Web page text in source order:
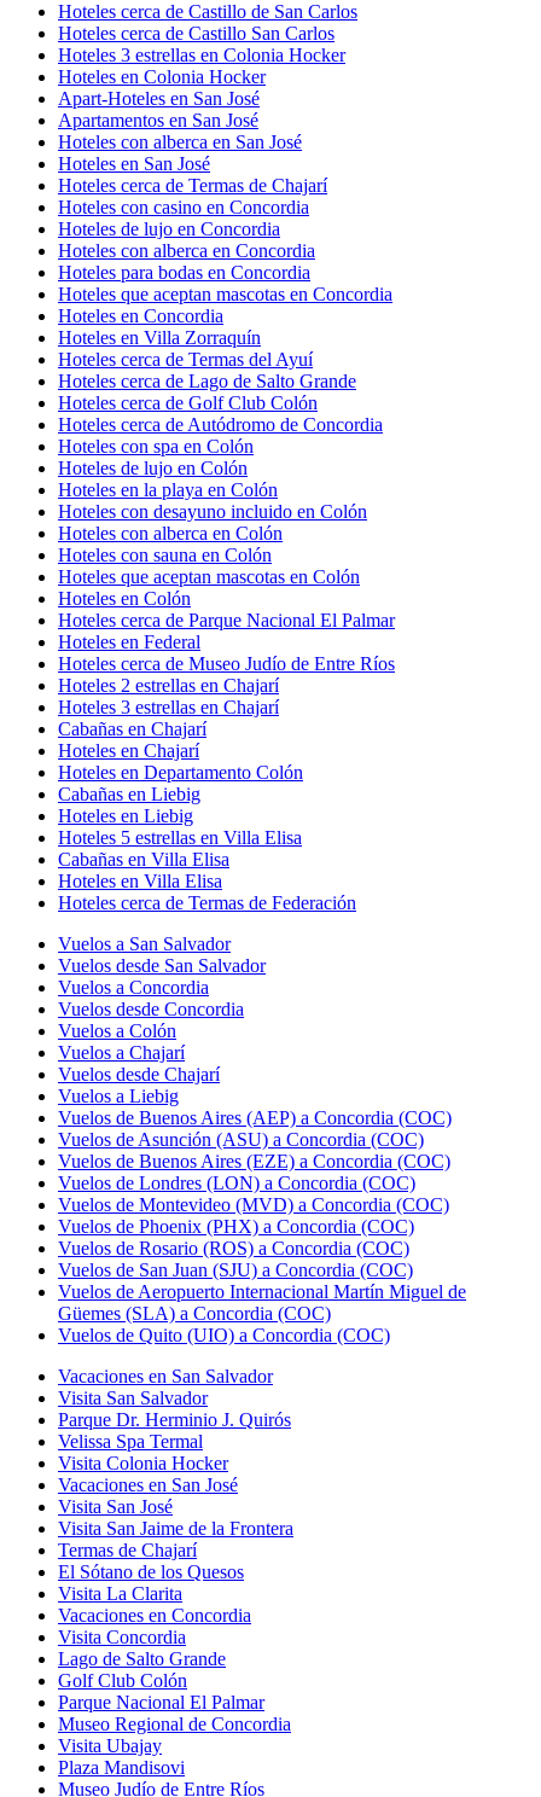
Hoteles cerca de Castillo de San Carlos
Hoteles cerca de Castillo San Carlos
Hoteles 3 estrellas en Colonia Hocker
Hoteles en Colonia Hocker
Apart-Hoteles en San José
Apartamentos en San José
Hoteles con alberca en San José
Hoteles en San José
Hoteles cerca de Termas de Chajarí
Hoteles con casino en Concordia
Hoteles de lujo en Concordia
Hoteles con alberca en Concordia
Hoteles para bodas en Concordia
Hoteles que aceptan mascotas en Concordia
Hoteles en Concordia
Hoteles en Villa Zorraquín
Hoteles cerca de Termas del Ayuí
Hoteles cerca de Lago de Salto Grande
Hoteles cerca de Golf Club Colón
Hoteles cerca de Autódromo de Concordia
Hoteles con spa en Colón
Hoteles de lujo en Colón
Hoteles en la playa en Colón
Hoteles con desayuno incluido en Colón
Hoteles con alberca en Colón
Hoteles con sauna en Colón
Hoteles que aceptan mascotas en Colón
Hoteles en Colón
Hoteles cerca de Parque Nacional El Palmar
Hoteles en Federal
Hoteles cerca de Museo Judío de Entre Ríos
Hoteles 2 estrellas en Chajarí
Hoteles 3 estrellas en Chajarí
Cabañas en Chajarí
Hoteles en Chajarí
Hoteles en Departamento Colón
Cabañas en Liebig
Hoteles en Liebig
Hoteles 5 estrellas en Villa Elisa
Cabañas en Villa Elisa
Hoteles en Villa Elisa
Hoteles cerca de Termas de Federación
Vuelos a San Salvador
Vuelos desde San Salvador
Vuelos a Concordia
Vuelos desde Concordia
Vuelos a Colón
Vuelos a Chajarí
Vuelos desde Chajarí
Vuelos a Liebig
Vuelos de Buenos Aires (AEP) a Concordia (COC)
Vuelos de Asunción (ASU) a Concordia (COC)
Vuelos de Buenos Aires (EZE) a Concordia (COC)
Vuelos de Londres (LON) a Concordia (COC)
Vuelos de Montevideo (MVD) a Concordia (COC)
Vuelos de Phoenix (PHX) a Concordia (COC)
Vuelos de Rosario (ROS) a Concordia (COC)
Vuelos de San Juan (SJU) a Concordia (COC)
Vuelos de Aeropuerto Internacional Martín Miguel de
Güemes (SLA) a Concordia (COC)
Vuelos de Quito (UIO) a Concordia (COC)
Vacaciones en San Salvador
Visita San Salvador
Parque Dr. Herminio J. Quirós
Velissa Spa Termal
Visita Colonia Hocker
Vacaciones en San José
Visita San José
Visita San Jaime de la Frontera
Termas de Chajarí
El Sótano de los Quesos
Visita La Clarita
Vacaciones en Concordia
Visita Concordia
Lago de Salto Grande
Golf Club Colón
Parque Nacional El Palmar
Museo Regional de Concordia
Visita Ubajay
Plaza Mandisovi
Museo Judío de Entre Ríos